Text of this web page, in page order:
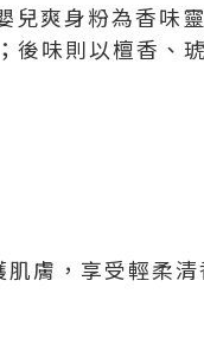
兒爽身粉為香味
後味則以檀香、
膚，享受輕柔